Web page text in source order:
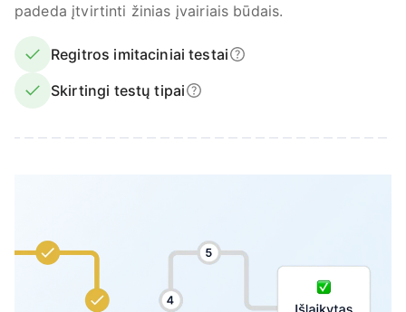
padeda įtvirtinti žinias įvairiais būdais.
Regitros imitaciniai testai
Skirtingi testų tipai